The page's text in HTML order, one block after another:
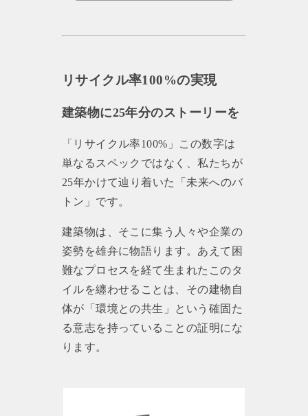
リサイクル率100%の実現
建築物に25年分のストーリーを
「リサイクル率100%」この数字は
単なるスペックではなく、私たちが
25年かけて辿り着いた「未来へのバ
トン」です。
建築物は、そこに集う人々や企業の
姿勢を雄弁に物語ります。あえて困
難なプロセスを経て生まれたこのタ
イルを纏わせることは、その建物自
体が「環境との共生」という確固た
る意志を持っていることの証明にな
ります。